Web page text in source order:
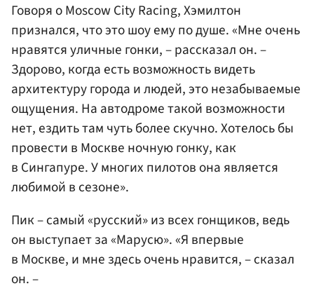
Говоря о Moscow City Racing, Хэмилтон
признался, что это шоу ему по душе. «Мне очень
нравятся уличные гонки, – рассказал он. –
Здорово, когда есть возможность видеть
архитектуру города и людей, это незабываемые
ощущения. На автодроме такой возможности
нет, ездить там чуть более скучно. Хотелось бы
провести в Москве ночную гонку, как
в Сингапуре. У многих пилотов она является
любимой в сезоне».
Пик – самый «русский» из всех гонщиков, ведь
он выступает за «Марусю». «Я впервые
в Москве, и мне здесь очень нравится, – сказал
он. –